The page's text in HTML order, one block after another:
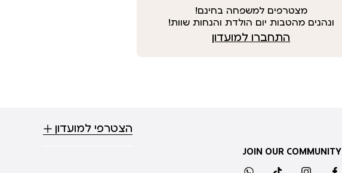
מצטרפים למשפחה בחינם!
ונהנים מהטבות יום הולדת והנחות שוות!
התחברו למועדון
JOIN OUR COMMUNITY
הצטרפי למועדון